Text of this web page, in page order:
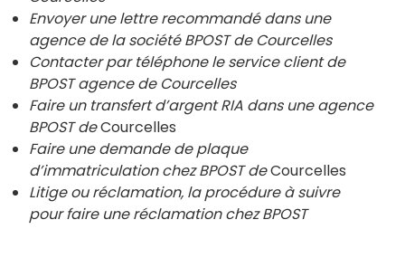
Envoyer une lettre recommandé dans une
agence de la société BPOST de Courcelles
Contacter par téléphone le service client de
BPOST agence de Courcelles
Faire un transfert d’argent RIA dans une agence
BPOST deCourcelles
Faire une demande de plaque
d’immatriculation chez BPOST deCourcelles
Litige ou réclamation, la procédure à suivre
pour faire une réclamation chez BPOST